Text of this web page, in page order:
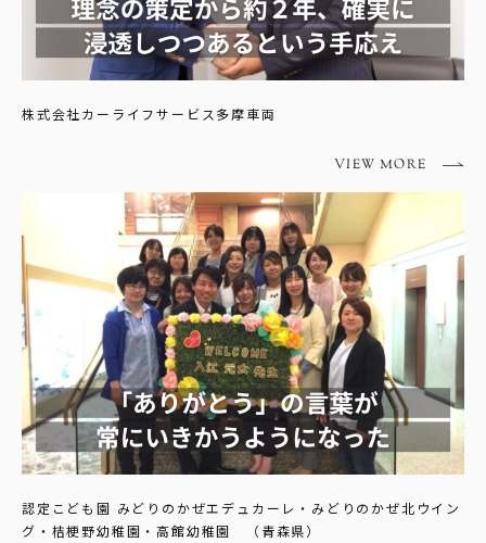
株式会社カーライフサービス多摩車両
VIEW MORE
認定こども園 みどりのかぜエデュカーレ・みどりのかぜ北ウイン
グ・桔梗野幼稚園・高館幼稚園 （青森県）